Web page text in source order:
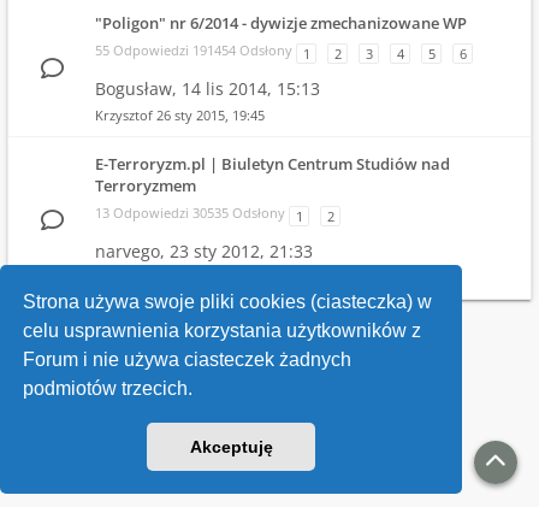
Strona używa swoje pliki cookies (ciasteczka) w
celu usprawnienia korzystania użytkowników z
Forum i nie używa ciasteczek żadnych
podmiotów trzecich.
Akceptuję
"Poligon" nr 6/2014 - dywizje zmechanizowane WP
55 Odpowiedzi 191454 Odsłony 1 2 3 4 5 6
Bogusław, 14 lis 2014, 15:13
Krzysztof 26 sty 2015, 19:45
E-Terroryzm.pl | Biuletyn Centrum Studiów nad
Terroryzmem
13 Odpowiedzi 30535 Odsłony 1 2
narvego, 23 sty 2012, 21:33
Wróć do wykazu forów
v118